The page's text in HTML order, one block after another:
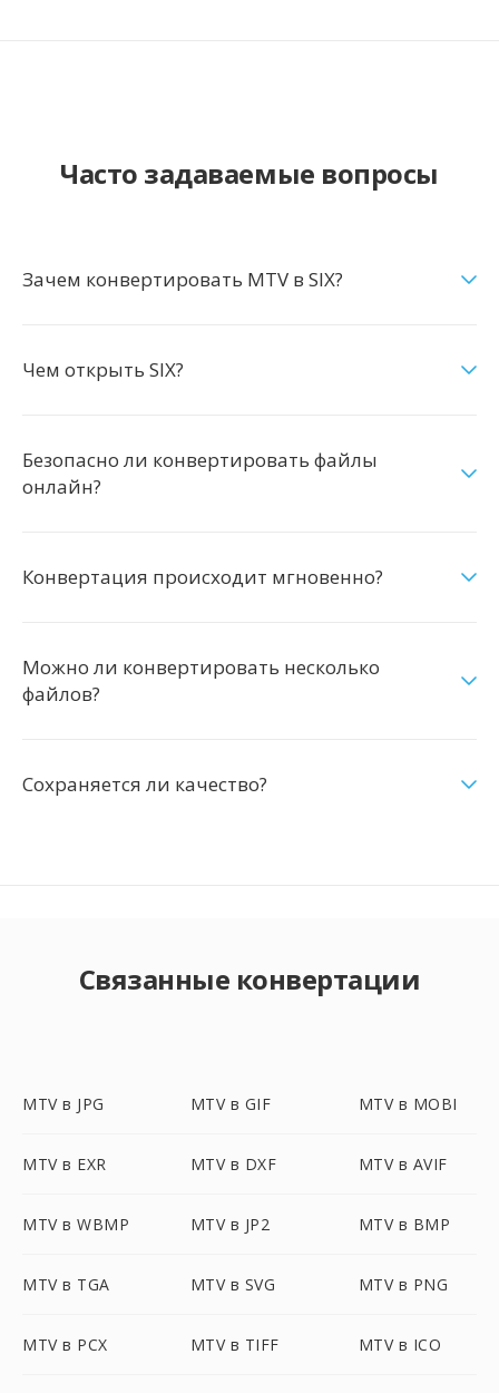
Часто задаваемые вопросы
Зачем конвертировать MTV в SIX?
Чем открыть SIX?
Безопасно ли конвертировать файлы
онлайн?
Конвертация происходит мгновенно?
Можно ли конвертировать несколько
файлов?
Сохраняется ли качество?
Связанные конвертации
MTV в JPG MTV в GIF MTV в MOBI
MTV в EXR MTV в DXF MTV в AVIF
MTV в WBMP MTV в JP2 MTV в BMP
MTV в TGA MTV в SVG MTV в PNG
MTV в PCX MTV в TIFF MTV в ICO